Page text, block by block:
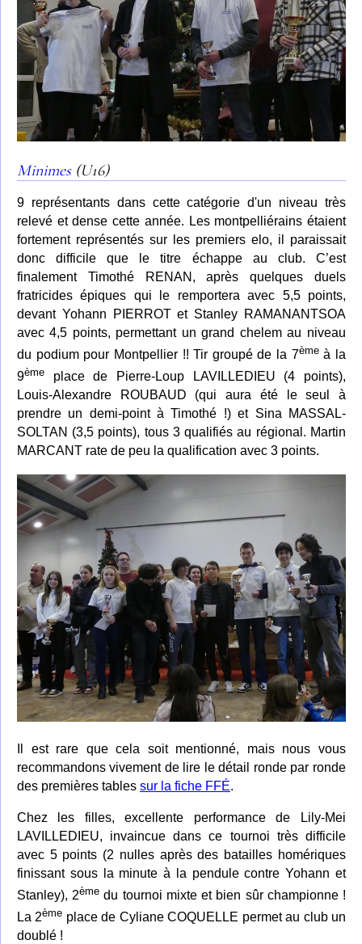
Minimes(U16)
9 représentants dans cette catégorie d'un niveau très
relevé et dense cette année. Les montpelliérains étaient
fortement représentés sur les premiers elo, il paraissait
donc difficile que le titre échappe au club. C’est
finalement Timothé RENAN, après quelques duels
fratricides épiques qui le remportera avec 5,5 points,
devant Yohann PIERROT et Stanley RAMANANTSOA
avec 4,5 points, permettant un grand chelem au niveau
du podium pour Montpellier !! Tir groupé de la 7èmeà la
9ème place de
Pierre-Loup LAVILLEDIEU (4 points),
Louis-Alexandre ROUBAUD (qui aura été le seul à
prendre un demi-point à Timothé !) etSina MASSAL-
SOLTAN (3,5 points), tous 3 qualifiés au régional. Martin
MARCANT rate de peu la qualification avec 3 points.
Il est rare que cela soit mentionné, mais nous vous
recommandons vivement de lire le détail ronde par ronde
des premières tables sur la fiche FFÉ.
Chez les filles, excellente performance de Lily-Mei
LAVILLEDIEU, invaincue dans ce tournoi très difficile
avec 5 points (2 nulles après des batailles homériques
finissant sous la minute à la pendule contre Yohann et
Stanley), 2ème du tournoi mixte et bien sûr championne !
La 2ème place de Cyliane COQUELLE permet au club un
doublé !